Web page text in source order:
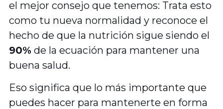
el mejor consejo que tenemos: Trata esto
como tu nueva normalidad y reconoce el
hecho de que la nutrición sigue siendo el
90% de la ecuación para mantener una
buena salud.
Eso significa que lo más importante que
puedes hacer para mantenerte en forma